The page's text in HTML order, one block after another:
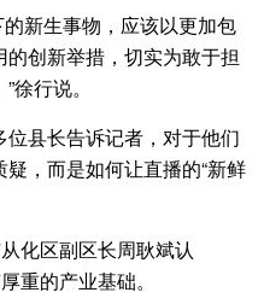
新生事物，应该以更加包
创新举措，切实为敢于担
行说。
县长告诉记者，对于他们
，而是如何让直播的“新鲜
化区副区长周耿斌认
重的产业基础。